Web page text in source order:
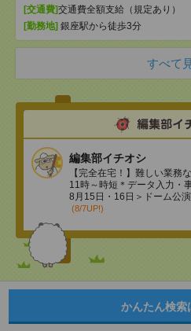
[交通費]交通費全額支給（規定あり）
[勤務地] 銀座駅から徒歩3分
すべて
編集部イチオシ
【完全在宅！】難しい業務
11時～時短＊データ入力・
8月15日・16日＞ドーム公
(8/7UP!)
かんたん検索